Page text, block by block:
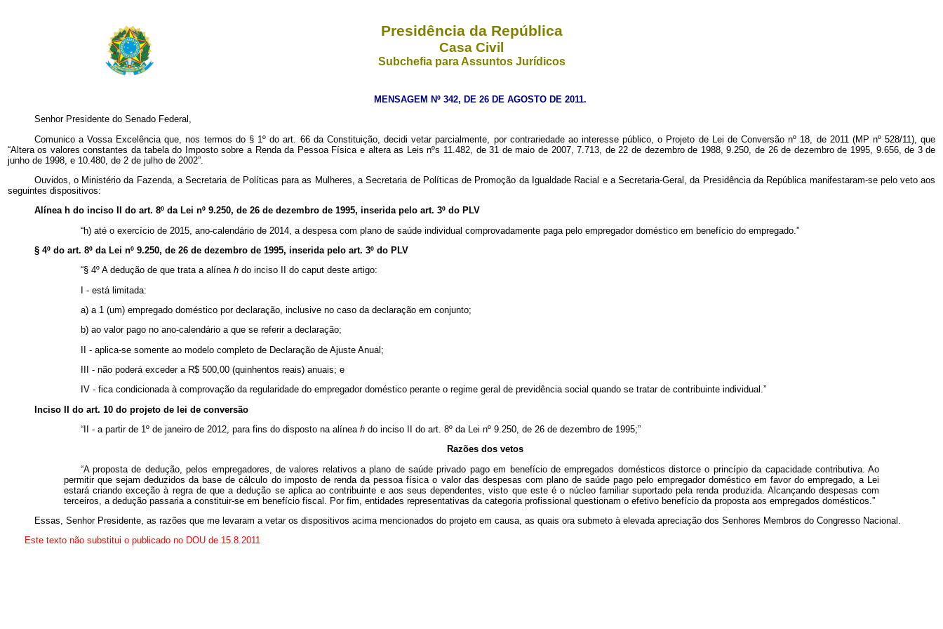
Presidência da República
Casa Civil
Subchefia para Assuntos Jurídicos
MENSAGEM Nº 342, DE 26 DE AGOSTO DE 2011.
Senhor Presidente do Senado Federal,
Comunico a Vossa Excelência que, nos termos do § 1º do art. 66 da Constituição, decidi vetar parcialmente, por contrariedade ao interesse público, o Projeto de Lei de Conversão nº 18, de 2011 (MP nº 528/11), que
“Altera os valores constantes da tabela do Imposto sobre a Renda da Pessoa Física e altera as Leis nºs 11.482, de 31 de maio de 2007, 7.713, de 22 de dezembro de 1988, 9.250, de 26 de dezembro de 1995, 9.656, de 3 de
junho de 1998, e 10.480, de 2 de julho de 2002”.
Ouvidos, o Ministério da Fazenda, aSecretaria de Políticas para as Mulheres, a Secretaria de Políticas de Promoção da Igualdade Racial e a Secretaria-Geral, da Presidência da República manifestaram-se pelo veto aos
seguintes dispositivos:
Alínea h do inciso II do art. 8º da Lei nº 9.250, de 26 de dezembro de 1995, inserida pelo art. 3º do PLV
“h) até o exercício de 2015, ano-calendário de 2014, a despesa com plano de saúde individual comprovadamente paga pelo empregador doméstico em benefício do empregado.”
§ 4º do art. 8º da Lei nº 9.250, de 26 de dezembro de 1995, inserida pelo art. 3º do PLV
“§ 4º A dedução de que trata a alínea h do inciso II do caput deste artigo:
I - está limitada:
a) a 1 (um) empregado doméstico por declaração, inclusive no caso da declaração em conjunto;
b) ao valor pago no ano-calendário a que se referir a declaração;
II - aplica-se somente ao modelo completo de Declaração de Ajuste Anual;
III - não poderá exceder a R$ 500,00 (quinhentos reais) anuais; e
IV - fica condicionada à comprovação da regularidade do empregador doméstico perante o regime geral de previdência social quando se tratar de contribuinte individual.”
Inciso II do art. 10 do projeto de lei de conversão
“II - a partir de 1º de janeiro de 2012, para fins do disposto na alínea h do inciso II do art. 8º da Lei nº 9.250, de 26 de dezembro de 1995;”
Razões dos vetos
“A proposta de dedução, pelos empregadores, de valores relativos a plano de saúde privado pago em benefício de empregados domésticos distorce o princípio da capacidade contributiva. Ao
permitir que sejam deduzidos dabasede cálculo do imposto de renda da pessoa física o valor das despesas com plano de saúde pago pelo empregador doméstico em favor do empregado, a Lei
estará criando exceção à regra de que a dedução se aplica ao contribuinte e aos seus dependentes, visto que este é o núcleo familiar suportado pela renda produzida. Alcançando despesas com
terceiros, a dedução passaria a constituir-se em benefício fiscal. Por fim, entidades representativas da categoria profissional questionam o efetivo benefício da proposta aos empregados domésticos.”
Essas, Senhor Presidente, as razões que me levaram a vetar os dispositivos acima mencionados do projeto em causa, as quais ora submeto à elevada apreciação dos Senhores Membros do Congresso Nacional.
Este texto não substitui o publicado no DOU de 15.8.2011